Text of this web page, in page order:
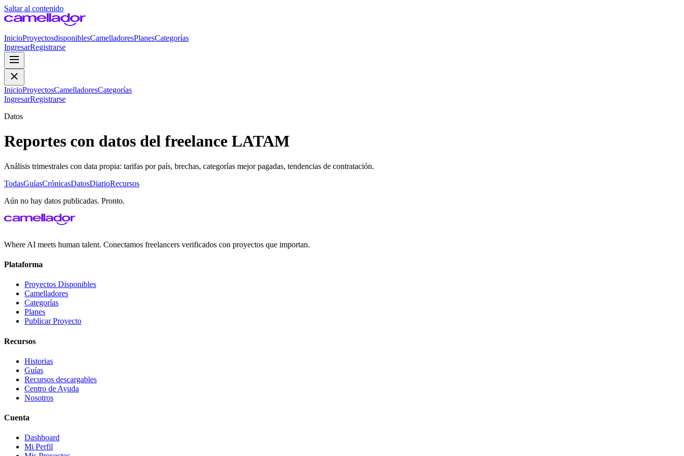
Saltar al contenido
InicioProyectosdisponiblesCamelladoresPlanesCategorías
IngresarRegistrarse
InicioProyectosCamelladoresCategorías
IngresarRegistrarse
Datos
Reportes con datos del freelance LATAM
Análisis trimestrales con data propia: tarifas por país, brechas, categorías mejor pagadas, tendencias de contratación.
TodasGuíasCrónicasDatosDiarioRecursos
Aún no hay datos publicadas. Pronto.
Where AI meets human talent. Conectamos freelancers verificados con proyectos que importan.
Plataforma
Proyectos Disponibles
Camelladores
Categorías
Planes
Publicar Proyecto
Recursos
Historias
Guías
Recursos descargables
Centro de Ayuda
Nosotros
Cuenta
Dashboard
Mi Perfil